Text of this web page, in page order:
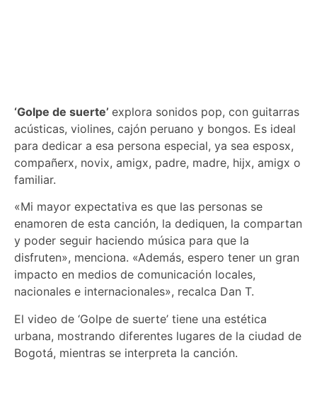
‘Golpe de suerte’ explora sonidos pop, con guitarras
acústicas, violines, cajón peruano y bongos. Es ideal
para dedicar a esa persona especial, ya sea esposx,
compañerx, novix, amigx, padre, madre, hijx, amigx o
familiar.
«Mi mayor expectativa es que las personas se
enamoren de esta canción, la dediquen, la compartan
y poder seguir haciendo música para que la
disfruten», menciona. «Además, espero tener un gran
impacto en medios de comunicación locales,
nacionales e internacionales», recalca Dan T.
El video de ‘Golpe de suerte’ tiene una estética
urbana, mostrando diferentes lugares de la ciudad de
Bogotá, mientras se interpreta la canción.